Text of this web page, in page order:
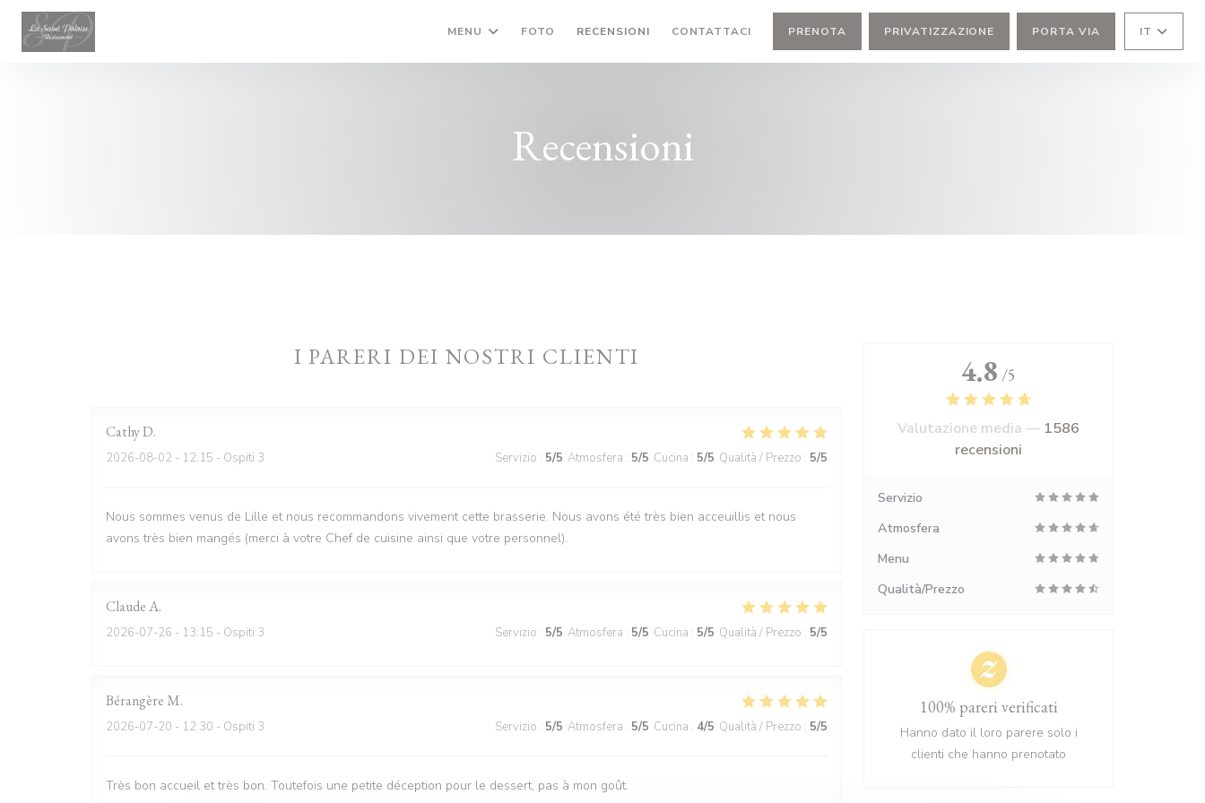
Personalizzazione delle tue scelte sui cookie
MENU FOTO RECENSIONI CONTATTACI PRENOTA PRIVATIZZAZIONE PORTA VIA IT
Recensioni
I PARERI DEI NOSTRI CLIENTI
CathyD
2026-08-02 - 12:15 - Ospiti 3 Servizio : 5/5 Atmosfera : 5/5 Cucina : 5/5 Qualità / Prezzo : 5/5
Nous sommes venus de Lille et nous recommandons vivement cette brasserie. Nous avons été très bien acceuillis et nous
avons très bien mangés (merci à votre Chef de cuisine ainsi que votre personnel).
ClaudeA
2026-07-26 - 13:15 - Ospiti 3 Servizio : 5/5 Atmosfera : 5/5 Cucina : 5/5 Qualità / Prezzo : 5/5
Bérangère M
2026-07-20 - 12:30 - Ospiti 3 Servizio : 5/5 Atmosfera : 5/5 Cucina : 4/5 Qualità / Prezzo : 5/5
Très bon accueil et très bon. Toutefois une petite déception pour le dessert, pas à mon goût.
4.8 /5
Valutazione media — 1586
recensioni
Servizio
Atmosfera
Menu
Qualità/Prezzo
100% pareri verificati
Hanno dato il loro parere solo i
clienti che hanno prenotato